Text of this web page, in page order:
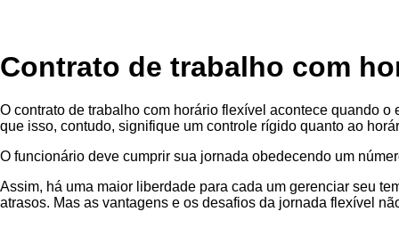
Contrato de trabalho com
O contrato de trabalho com horário flexível acontece quando
que isso, contudo, signifique um controle rígido quanto ao
O funcionário deve cumprir sua jornada obedecendo um
Assim, há uma maior liberdade para cada um gerenciar seu
atrasos. Mas as vantagens e os desafios da jornada flexível